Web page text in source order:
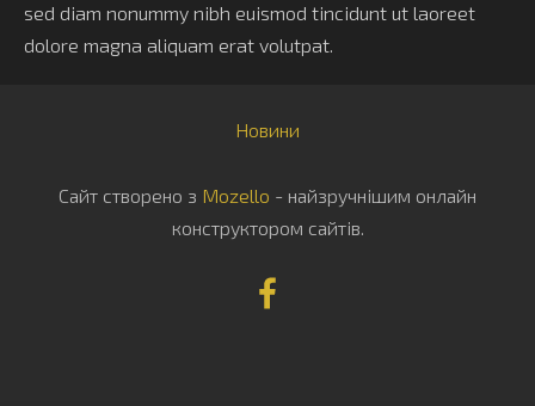
sed diam nonummy nibh euismod tincidunt ut laoreet
dolore magna aliquam erat volutpat.
Новини
Сайт створено з Mozello - найзручнішим онлайн
конструктором сайтів.